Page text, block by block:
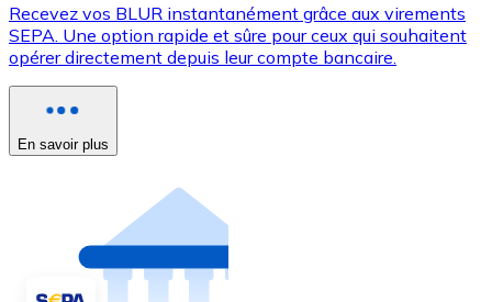
Recevez vos BLUR instantanément grâce aux virements
SEPA. Une option rapide et sûre pour ceux qui souhaitent
opérer directement depuis leur compte bancaire.
En savoir plus